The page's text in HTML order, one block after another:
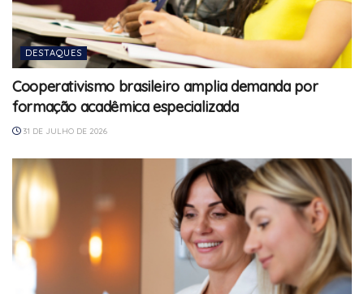
DESTAQUES
Cooperativismo brasileiro amplia demanda por
formação acadêmica especializada
31 DE JULHO DE 2026